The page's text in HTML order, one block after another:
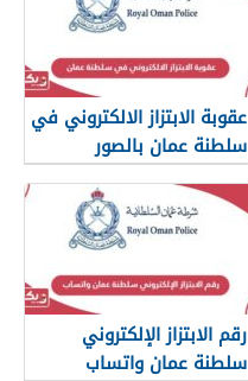
عقوبة الابتزاز الالكتروني في
سلطنة عمان بالصور
والرسائل
رقم الابتزاز الإلكتروني
سلطنة عمان واتساب